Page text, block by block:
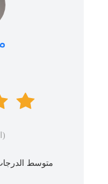
متوسط ​​الدرجات هو 5 (عدد